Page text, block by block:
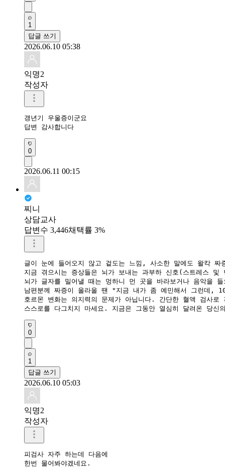
1
답글 쓰기
2026.06.10 05:38
익명2
작성자
갱년기 우울증이군요
답변 감사합니다
0
2026.06.11 00:15
찌니
상담교사
답변수 3,446채택률 3%
글이 눈에 들어오지 않고 겉도는 느낌, 사소한 말에도 왈칵 짜
지금 겪으시는 증상들은 뇌가 보내는 과부하 신호(스트레스
뇌가 글자를 밀어낼 때는 멍하니 먼 곳을 바라보거나 음악을
남편분께 짜증이 올라올 땐 "지금 내가 좀 예민해서 그런데,
호르몬 변화는 의지력의 문제가 아닙니다. 간단한 혈액 검사
스스로를 다그치지 마세요. 지금은 그동안 열심히 달려온 당
0
1
답글 쓰기
2026.06.10 05:03
익명2
작성자
피검사 자주 하는데 다음에
한번 물어봐야겠네요.